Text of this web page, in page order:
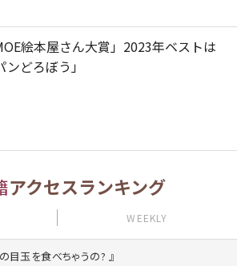
絵本屋さん大賞」2023年ベストは
ンどろぼう」
アクセスランキング
WEEKLY
目玉を食べちゃうの?